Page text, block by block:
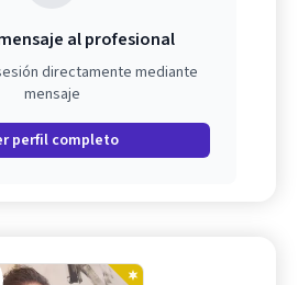
al profesional
directamente mediante
mensaje
perfil completo